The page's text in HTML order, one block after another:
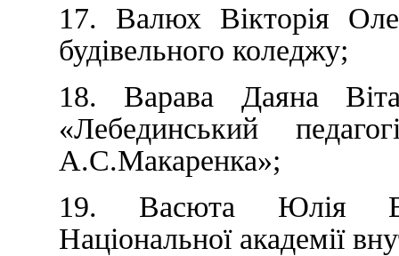
17. Валюх Вікторія
будівельного коледжу;
18. Варава Даяна
«Лебединський
А.С.Макаренка»;
19. Васюта Юлія
Національної академії